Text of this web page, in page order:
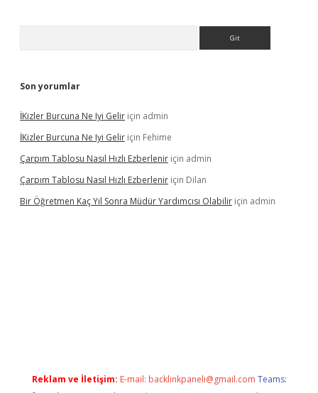
Son yorumlar
İKizler Burcuna Ne Iyi Gelir için admin
İKizler Burcuna Ne Iyi Gelir için Fehime
Çarpım Tablosu Nasıl Hızlı Ezberlenir için admin
Çarpım Tablosu Nasıl Hızlı Ezberlenir için Dilan
Bir Öğretmen Kaç Yıl Sonra Müdür Yardımcısı Olabilir için admin
Reklam ve İletişim: E-mail: backlinkpaneli@gmail.com Teams: